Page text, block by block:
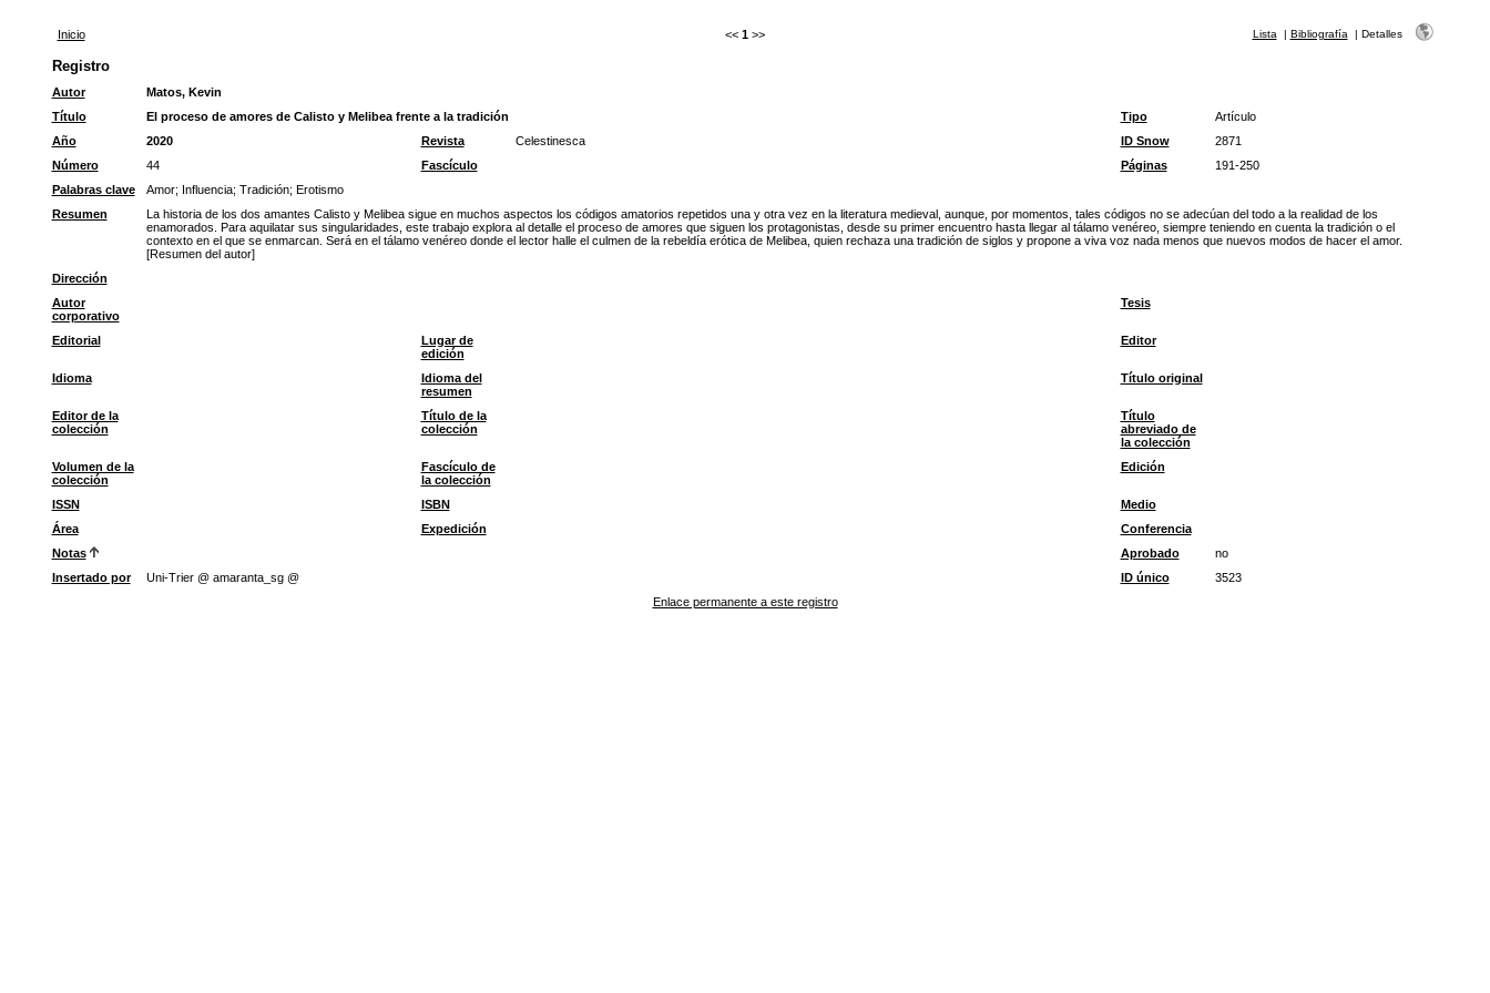
Inicio << 1 >> Lista | Bibliografía | Detalles
Registro
Autor
Matos, Kevin
Título
El proceso de amores de Calisto y Melibea frente a la tradición Tipo
Artículo
Año
2020 Revista Celestinesca ID Snow
2871
Número
44 Fascículo Páginas
191-250
Palabras clave
Amor; Influencia; Tradición; Erotismo
Resumen
La historia de los dos amantes Calisto y Melibea sigue en muchos aspectos los códigos amatorios repetidos una y otra vez en la literatura medieval, aunque, por momentos, tales códigos no se adecúan del todo a la realidad de los
enamorados. Para aquilatar sus singularidades, este trabajo explora al detalle el proceso de amores que siguen los protagonistas, desde su primer encuentro hasta llegar al tálamo venéreo, siempre teniendo en cuenta la tradición o el
contexto en el que se enmarcan. Será en el tálamo venéreo donde el lector halle el culmen de la rebeldía erótica de Melibea, quien rechaza una tradición de siglos y propone a viva voz nada menos que nuevos modos de hacer el amor.
[Resumen del autor]
Dirección
Autor
corporativo
Tesis
Editorial
Lugar de
edición
Editor
Idioma
Idioma del
resumen
Título original
Editor de la
colección
Título de la
colección
Título
abreviado de
la colección
Volumen de la
colección
Fascículo de
la colección
Edición
ISSN ISBN
Medio
Área
Expedición
Conferencia
Notas
Aprobado
no
Insertado por
Uni-Trier @ amaranta_sg @ ID único
3523
Enlace permanente a este registro